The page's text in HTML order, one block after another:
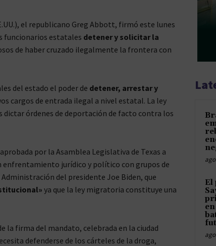
el republicano Greg Abbott, firmó este lunes
funcionarios estatales detener y solicitar la
de haber cruzado ilegalmente la frontera con
del estado el poder de detener, arrestar y
cargos de entrada ilegal a nivel estatal. La ley
órdenes de deportación de facto contra los
por la Asamblea Legislativa de Texas a
enfrentamiento jurídico y político con grupos de
del presidente Joe Biden, que
ya que la ley migratoria constituye una
la firma del mandato, celebrada en la ciudad
defenderse de los cárteles de la droga,
El